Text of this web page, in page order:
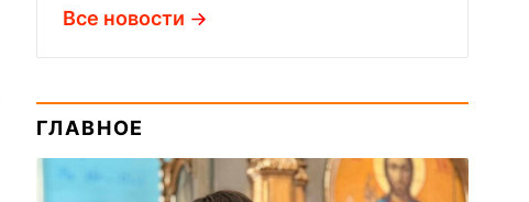
Все новости
ГЛАВНОЕ